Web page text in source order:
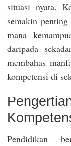
situasi nyata.
semakin
mana
daripada
membahas
kompetensi di
Pendidikan